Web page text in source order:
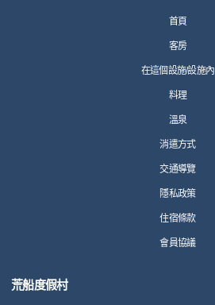
首頁
客房
在這個設施/設施內
料理
溫泉
消遣方式
交通導覽
隱私政策
住宿條款
會員協議
荒船度假村